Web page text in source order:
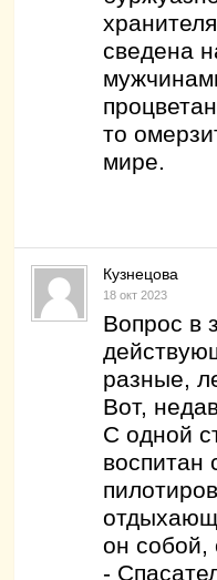
сведена
то
мире.
Кузнецова
18 окт 2023
Вопрос в
разные,
Вот,
С одной
воспитан
он собой,
-